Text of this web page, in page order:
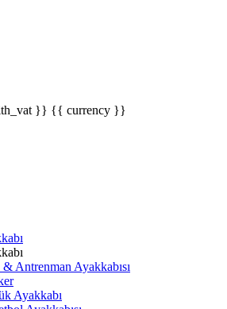
}} {{ currency }}
Antrenman Ayakkabısı
Ayakkabı